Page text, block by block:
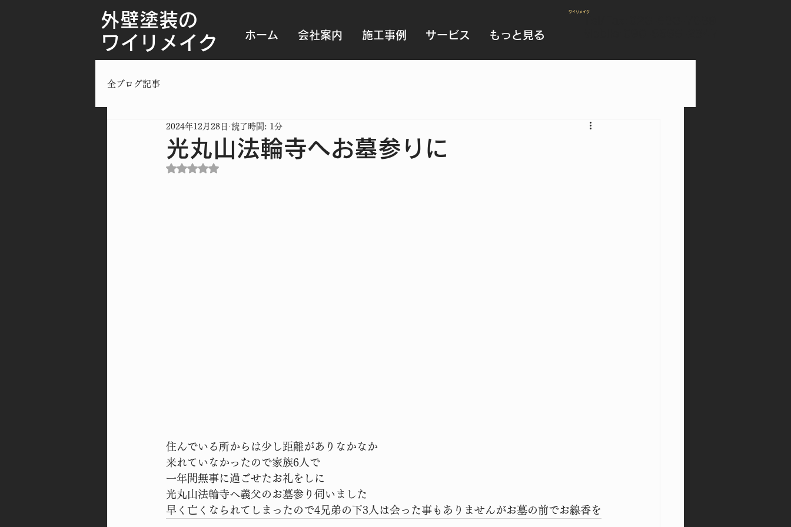
外壁塗装の
ワイリメイク
ホーム 会社案内 施工事例 サービス もっと見る
​ワイリメイク
全ブログ記事
光丸山法輪寺へお墓参りに
2024年12月28日 読了時間: 1分
5つ星のうちNaNと評価されています。
住んでいる所からは少し距離がありなかなか
来れていなかったので家族6人で
一年間無事に過ごせたお礼をしに
光丸山法輪寺へ義父のお墓参り伺いました
早く亡くなられてしまったので4兄弟の下3人は会った事もありませんがお墓の前でお線香を